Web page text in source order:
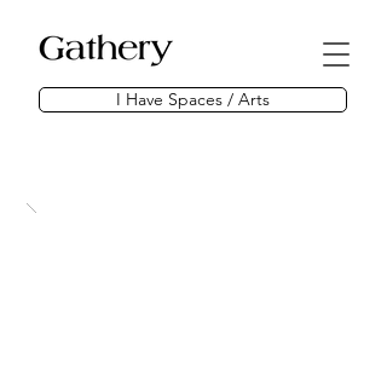
I Have Spaces / Arts